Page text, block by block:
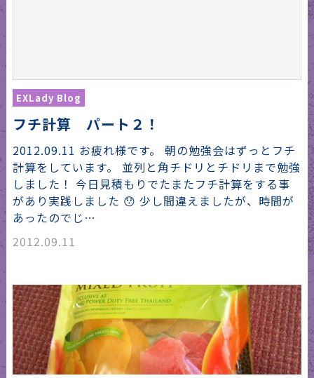
EXLady Blog
フチ計算 パート２！
2012.09.11 お疲れ様です。 朝の勉強会はずっとフチ
計算をしています。 並列と角チドリとチドリまで勉強
しました！ 今日見積もりでたまたフチ計算をする事
があり実践しました 😯 少し間違えましたが、時間が
あったのでじ…
2012.09.11